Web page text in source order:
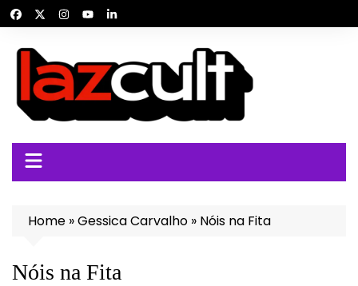
para
conteúdo
Home »Gessica Carvalho » Nóis na Fita
Nóis na Fita